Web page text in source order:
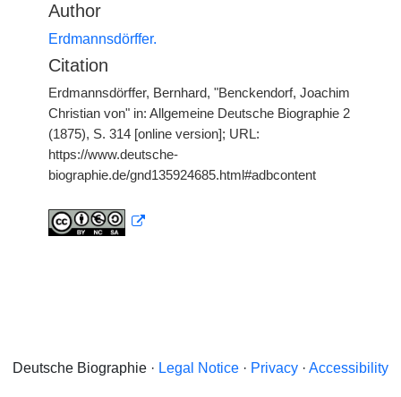
Author
Erdmannsdörffer.
Citation
Erdmannsdörffer, Bernhard, "Benckendorf, Joachim
Christian von" in: Allgemeine Deutsche Biographie 2
(1875), S. 314 [online version]; URL:
https://www.deutsche-
biographie.de/gnd135924685.html#adbcontent
Deutsche Biographie · Legal Notice · Privacy · Accessibility